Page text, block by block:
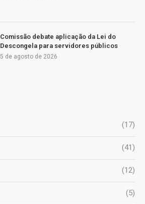
Comissão debate aplicação da Lei do
Descongela para servidores públicos
5 de agosto de 2026
(17)
(41)
(12)
(5)